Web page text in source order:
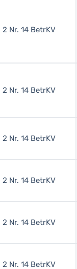
2 Nr. 14 BetrKV
2 Nr. 14 BetrKV
2 Nr. 14 BetrKV
2 Nr. 14 BetrKV
2 Nr. 14 BetrKV
2 Nr. 14 BetrKV